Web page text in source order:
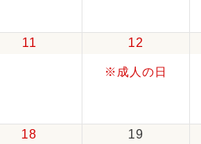
11 12
※成人の日
18 19